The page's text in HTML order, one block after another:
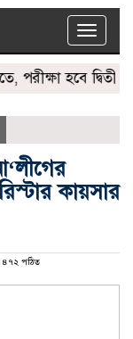
Toggle
হবে দ্বিতীয় থেকে
কায়সার
পঠিত